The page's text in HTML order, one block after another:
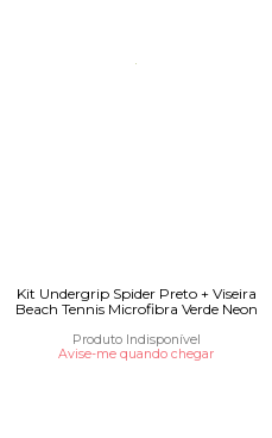
Kit Undergrip Spider Preto + Viseira
Beach Tennis Microfibra Verde Neon
Produto Indisponível
Avise-me quando chegar